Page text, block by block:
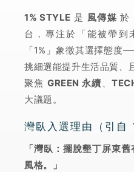
1% STYLE 是 風傳媒 於
台，專注於「能被帶到
「1%」象徵其選擇態
挑細選能提升生活品質、
聚焦GREEN 永續 、
大議題。
灣臥入選理由（引自
「灣臥：擺脫墾丁屏東
風格。」